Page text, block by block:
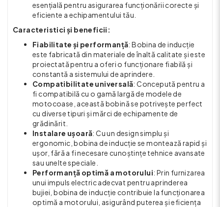
esențială pentru asigurarea funcționării corecte și
eficiente a echipamentului tău.
Caracteristici și beneficii:
Fiabilitate și performanță: Bobina de inducție
este fabricată din materiale de înaltă calitate și este
proiectată pentru a oferi o funcționare fiabilă și
constantă a sistemului de aprindere.
Compatibilitate universală: Concepută pentru a
fi compatibilă cu o gamă largă de modele de
motocoase, această bobină se potrivește perfect
cu diverse tipuri și mărci de echipamente de
grădinărit.
Instalare ușoară: Cu un design simplu și
ergonomic, bobina de inducție se montează rapid și
ușor, fără a fi necesare cunoștințe tehnice avansate
sau unelte speciale.
Performanță optimă a motorului: Prin furnizarea
unui impuls electric adecvat pentru aprinderea
bujiei, bobina de inducție contribuie la funcționarea
optimă a motorului, asigurând puterea și eficiența